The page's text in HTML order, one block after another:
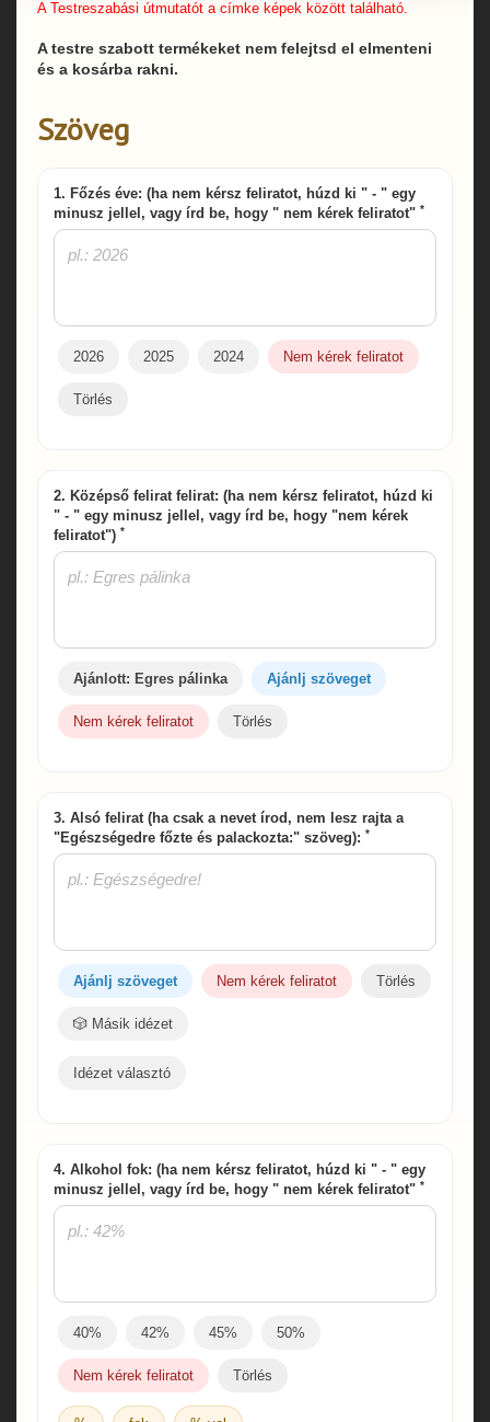
A Testreszabási útmutatót a címke képek között található.
A testre szabott termékeket nem felejtsd el elmenteni
és a kosárba rakni.
Szöveg
1. Főzés éve: (ha nem kérsz feliratot, húzd ki " - " egy
minusz jellel, vagy írd be, hogy " nem kérek feliratot" *
2026 2025 2024 Nem kérek feliratot
Törlés
2. Középső felirat felirat: (ha nem kérsz feliratot, húzd ki
" - " egy minusz jellel, vagy írd be, hogy "nem kérek
feliratot") *
Ajánlott: Egres pálinka Ajánlj szöveget
Nem kérek feliratot Törlés
3. Alsó felirat (ha csak a nevet írod, nem lesz rajta a
"Egészségedre főzte és palackozta:" szöveg): *
Ajánlj szöveget Nem kérek feliratot Törlés
🎲 Másik idézet
Idézet választó
4. Alkohol fok: (ha nem kérsz feliratot, húzd ki " - " egy
minusz jellel, vagy írd be, hogy " nem kérek feliratot" *
40% 42% 45% 50%
Nem kérek feliratot Törlés